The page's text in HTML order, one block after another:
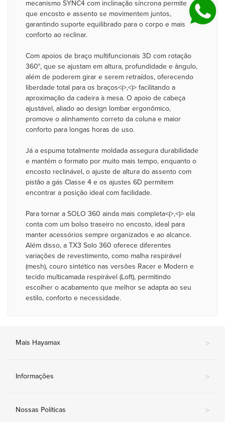
mecanismo SYNC4 com inclinação síncrona permite
que encosto e assento se movimentem juntos,
garantindo suporte equilibrado para o corpo e mais
conforto ao reclinar.
Com apoios de braço multifuncionais 3D com rotação
360°, que se ajustam em altura, profundidade e ângulo,
além de poderem girar e serem retraídos, oferecendo
liberdade total para os braços<(>,<)> facilitando a
aproximação da cadeira à mesa. O apoio de cabeça
ajustável, aliado ao design lombar ergonômico,
promove o alinhamento correto da coluna e maior
conforto para longas horas de uso.
Já a espuma totalmente moldada assegura durabilidade
e mantém o formato por muito mais tempo, enquanto o
encosto reclinável, o ajuste de altura do assento com
pistão a gás Classe 4 e os ajustes 6D permitem
encontrar a posição ideal com facilidade.
Para tornar a SOLO 360 ainda mais completa<(>,<)> ela
conta com um bolso traseiro no encosto, ideal para
manter acessórios sempre organizados e ao alcance.
Além disso, a TX3 Solo 360 oferece diferentes
variações de revestimento, como malha respirável
(mesh), couro sintético nas versões Racer e Modern e
tecido multicamada respirável (Loft), permitindo
escolher o acabamento que melhor se adapta ao seu
estilo, conforto e necessidade.
Mais Hayamax >
Informações >
Nossas Políticas >